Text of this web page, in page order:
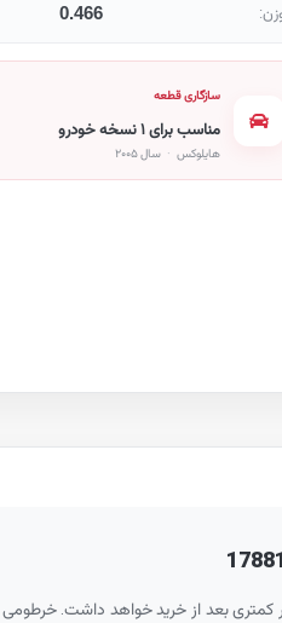
0.466
سازگاری قطعه
مناسب برای ۱ نسخه خودرو
هایلوکس ·
خرید خواهد داشت. خرطومی هواکش تویوتا